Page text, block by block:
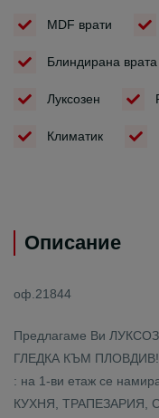
MDF врати
Блиндирана врата
Луксозен
Климатик
Описание
оф.21844
Предлагаме Ви
ГЛЕДКА КЪМ ПЛОВДИВ!
: на 1-ви етаж се
КУХНЯ,